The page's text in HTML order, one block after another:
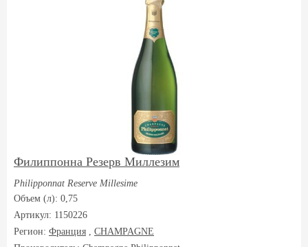
Филиппонна Резерв Миллезим
Philipponnat Reserve Millesime
Объем (л): 0,75
Артикул: 1150226
Регион: Франция , CHAMPAGNE